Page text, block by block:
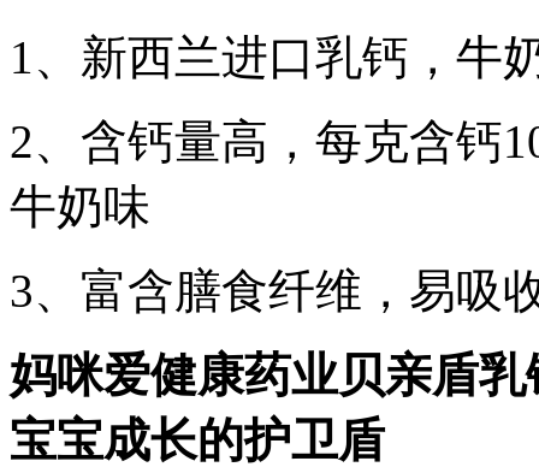
1、新西兰进口乳钙，牛
2、含钙量高，每克含钙
牛奶味
3、富含膳食纤维，易吸
妈咪爱健康药业贝亲盾
宝宝成长的护卫盾